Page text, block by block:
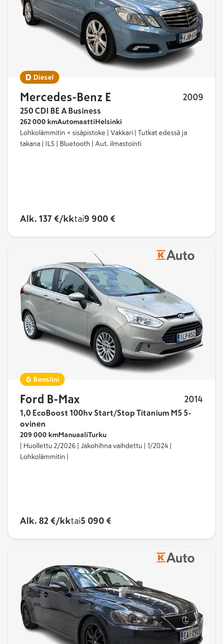
Diesel
Mercedes-Benz E 2009
250 CDI BE A Business
262 000 kmAutomaattiHelsinki
Lohkolämmitin + sisäpistoke | Vakkari | Tutkat edessä ja
takana | ILS | Bluetooth | Aut. ilmastointi
Alk. 137 €/kktai9 900 €
Bensiini
Ford B-Max 2014
1,0 EcoBoost 100hv Start/Stop Titanium M5 5-
ovinen
209 000 km ManuaaliTurku
| Huollettu 2/2026 | Jakohihna vaihdettu | 1/2024 |
Lohkolämmitin |
Alk. 82 €/kktai5 090 €